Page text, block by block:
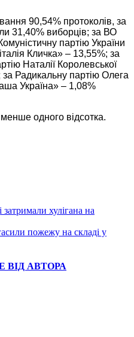
90,54% протоколів, за
31,40% виборців; за ВО
партію України
Кличка» – 13,55%; за
Наталії Королевської
Радикальну партію Олега
Україна» – 1,08%
одного відсотка.
хулігана на
пожежу на складі у
ВІД АВТОРА